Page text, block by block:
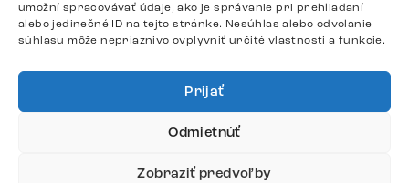
umožní spracovávať údaje, ako je správanie pri prehliadaní
alebo jedinečné ID na tejto stránke. Nesúhlas alebo odvolanie
súhlasu môže nepriaznivo ovplyvniť určité vlastnosti a funkcie.
Prijať
Odmietnúť
Zobraziť predvoľby
Stoličky
Postele
DÔLEŽITÉ ODKAZY